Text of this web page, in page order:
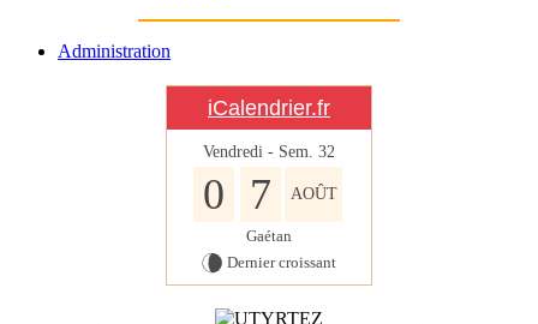
Administration
iCalendrier.fr
Vendredi - Sem. 32
0 7 AOÛT
Gaétan
Dernier croissant